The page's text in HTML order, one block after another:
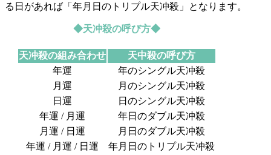
る日があれば「年月日のトリプル天冲殺」となります。
◆天冲殺の呼び方◆
天冲殺の組み合わせ
天中殺の呼び方
年運
年のシングル天冲殺
月運
月のシングル天冲殺
日運
日のシングル天冲殺
年運 / 月運
年日のダブル天冲殺
月運 / 日運
月日のダブル天冲殺
年運 / 月運 / 日運
年月日のトリプル天冲殺